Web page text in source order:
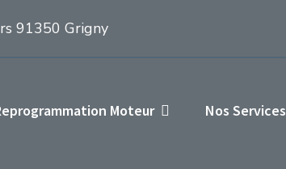
91350 Grigny
Moteur Nos Services